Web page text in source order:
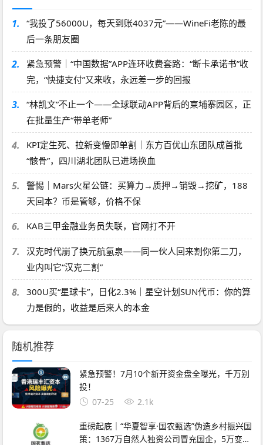
1.
“我投了56000U，每天到账4037元”——WineFi老陈的最
后一条朋友圈
2.
紧急预警｜“中国数据”APP连环收费套路：“断卡承诺书”收
完，“快捷支付”又来收，永远差一步的回报
3.
“林凯文”不止一个——全球联动APP背后的柬埔寨园区，正
在批量生产“带单老师”
4.
KPI定生死、拉新变慢即单割｜东方百优山东团队成首批
“骸骨”，四川湖北团队已进场换血
5.
警惕｜Mars火星公链：买算力→质押→销毁→挖矿，188
天回本？币是管够，价格不保
6. KAB三甲金融业务员失联，官网打不开
7.
汉克时代崩了换元航氢泉——同一伙人回来割你第二刀，
业内叫它“汉克二割”
8.
300U买“星球卡”，日化2.3%｜星空计划SUN代币：你的算
力是假的，收益是后来人的本金
随机推荐
紧急预警！7月10个新开资金盘全曝光，千万别
投！
07-25
2.1k
重磅起底｜“华夏智享·国农甄选”伪造乡村振兴国
策：1367万自然人独资公司冒充国企，5万变50